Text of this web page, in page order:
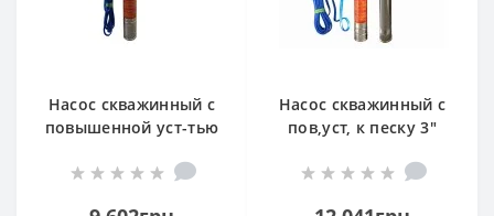
Насос скважинный с
повышенной уст-тью
3,5SDm2/18 0,95 кВт
Насос скважинный с
пов,уст, к песку 3″
кВт 124м +